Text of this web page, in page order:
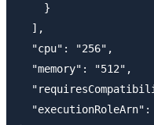
    }
  ],
  "cpu": "256",
  "memory": "512",